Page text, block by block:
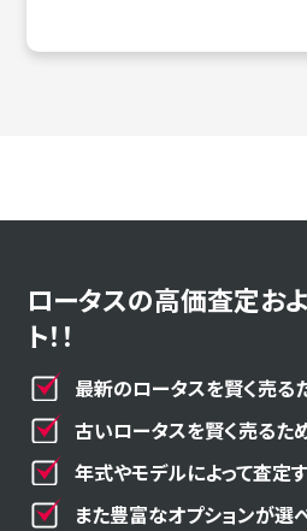
ロータスの高価査定お
ト！！
最新のロータスを賢く売る
古いロータスを賢く売るた
年式やモデルによって査定
また豊富なオプションが